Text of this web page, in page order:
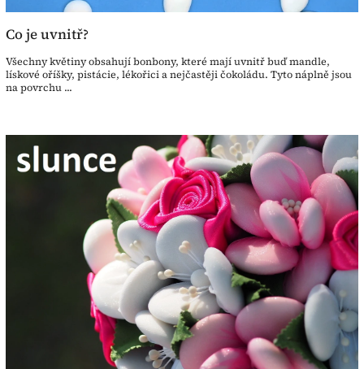
Co je uvnitř?
Všechny květiny obsahují bonbony, které mají uvnitř buď mandle,
lískové oříšky, pistácie, lékořici a nejčastěji čokoládu. Tyto náplně jsou
na povrchu ...